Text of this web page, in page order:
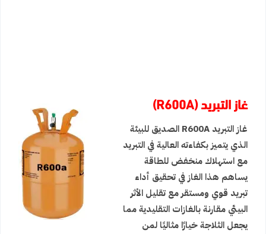
غاز التبريد (R600A)
غاز التبريد R600A الصديق للبيئة
الذي يتميز بكفاءته العالية في التبريد
مع استهلاك منخفض للطاقة
يساهم هذا الغاز في تحقيق أداء
تبريد قوي ومستقر مع تقليل الأثر
البيئي مقارنة بالغازات التقليدية مما
يجعل الثلاجة خيارًا مثاليًا لمن